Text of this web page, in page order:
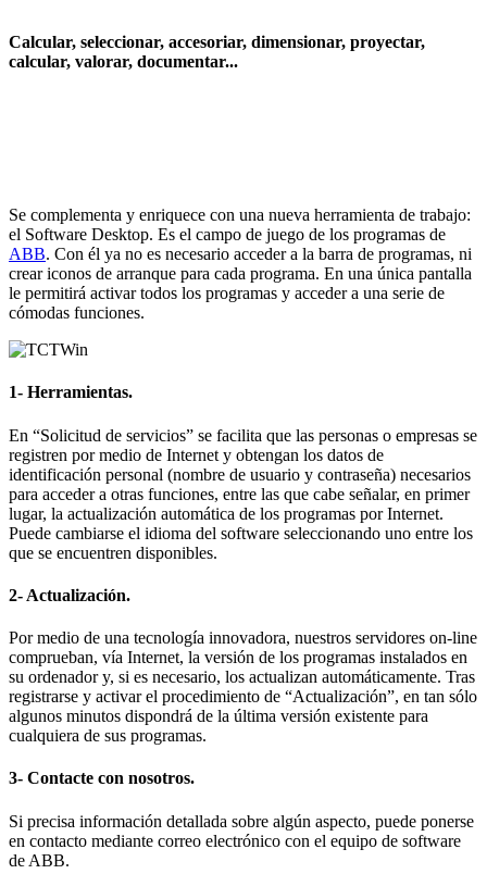
Calcular, seleccionar, accesoriar, dimensionar, proyectar,
calcular, valorar, documentar...
Se complementa y enriquece con una nueva herramienta de trabajo:
el Software Desktop. Es el campo de juego de los programas de
ABB. Con él ya no es necesario acceder a la barra de programas, ni
crear iconos de arranque para cada programa. En una única pantalla
le permitirá activar todos los programas y acceder a una serie de
cómodas funciones.
1- Herramientas.
En “Solicitud de servicios” se facilita que las personas o empresas se
registren por medio de Internet y obtengan los datos de
identificación personal (nombre de usuario y contraseña) necesarios
para acceder a otras funciones, entre las que cabe señalar, en primer
lugar, la actualización automática de los programas por Internet.
Puede cambiarse el idioma del software seleccionando uno entre los
que se encuentren disponibles.
2- Actualización.
Por medio de una tecnología innovadora, nuestros servidores on-line
comprueban, vía Internet, la versión de los programas instalados en
su ordenador y, si es necesario, los actualizan automáticamente. Tras
registrarse y activar el procedimiento de “Actualización”, en tan sólo
algunos minutos dispondrá de la última versión existente para
cualquiera de sus programas.
3- Contacte con nosotros.
Si precisa información detallada sobre algún aspecto, puede ponerse
en contacto mediante correo electrónico con el equipo de software
de ABB.